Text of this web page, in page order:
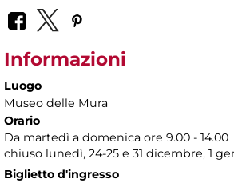
Informazioni
Luogo
Museo delle Mura
Orario
Da martedì a domenica ore 9.00 - 14.00
chiuso lunedì, 24-25 e 31 dicembre, 1
Biglietto d'ingresso